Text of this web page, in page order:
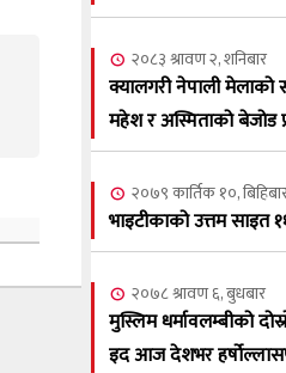
सूर्य अधिकारी र
२०८३ श्रावण ६, बुधबार
६
२०८३ काउन ६ गते
पत्रिका
७
क्यालगरी नेपाली
महेश र अस्मिताले
८
क्यालगरी नेपाली
महेश र अस्मिताको
२०८३ श्रावण २, शनिबार
क्यालगरी नेपाली मेलाको
महेश र अस्मिताको बेजोड
२०७९ कार्तिक १०,
भाइटीकाको उत्तम साइत
२०७८ श्रावण ६, बुधबार
मुस्लिम धर्मावलम्बीको
इद आज देशभर